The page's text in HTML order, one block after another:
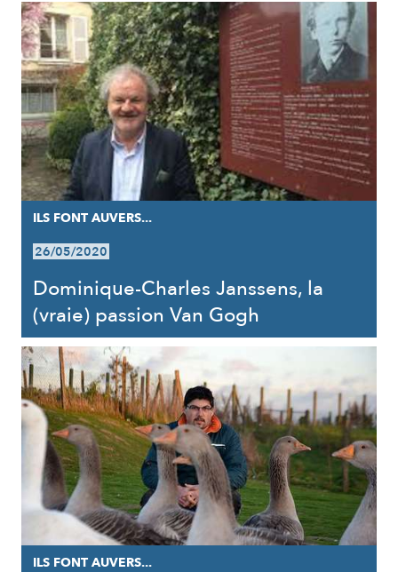
ILS FONT AUVERS...
26/05/2020
Dominique-Charles Janssens, la
(vraie) passion Van Gogh
ILS FONT AUVERS...